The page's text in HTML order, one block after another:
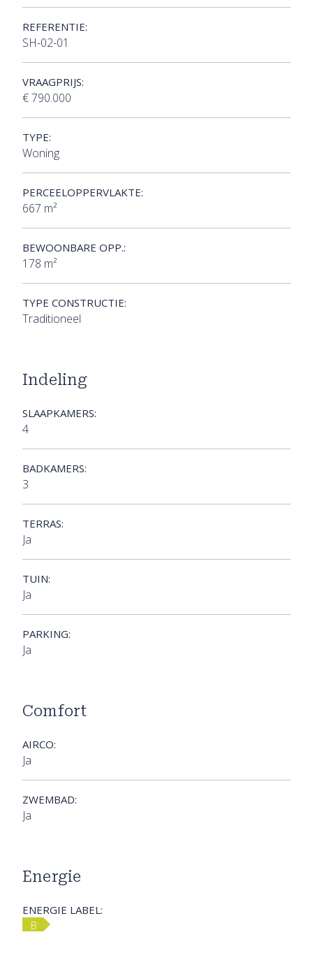
REFERENTIE:
SH-02-01
VRAAGPRIJS:
€ 790.000
TYPE:
Woning
PERCEELOPPERVLAKTE:
667 m²
BEWOONBARE OPP.:
178 m²
TYPE CONSTRUCTIE:
Traditioneel
Indeling
SLAAPKAMERS:
4
BADKAMERS:
3
TERRAS:
Ja
TUIN:
Ja
PARKING:
Ja
Comfort
AIRCO:
Ja
ZWEMBAD:
Ja
Energie
ENERGIE LABEL:
B